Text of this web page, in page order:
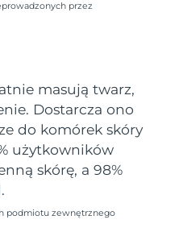
przez
masują twarz,
Dostarcza ono
do komórek skóry
użytkowników
skórę, a 98%
podmiotu zewnętrznego
Oczekiwany czas dostawy
10/8/26
Oczekiwany czas dostawy
Oczekiwany czas dostawy